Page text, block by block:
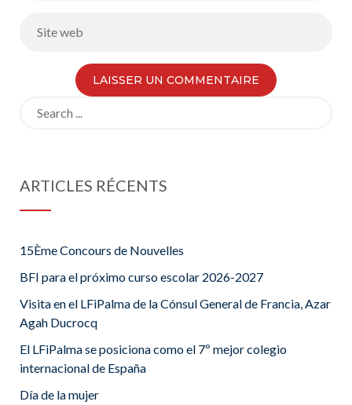
ARTICLES RÉCENTS
15Ème Concours de Nouvelles
BFI para el próximo curso escolar 2026-2027
Visita en el LFiPalma de la Cónsul General de Francia, Azar
Agah Ducrocq
El LFiPalma se posiciona como el 7º mejor colegio
internacional de España
Día de la mujer